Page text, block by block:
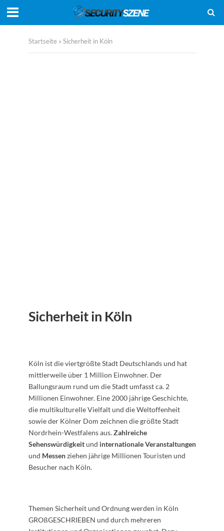
Startseite » Sicherheit in Köln
Sicherheit in Köln
Köln ist die viertgrößte Stadt Deutschlands und hat
mittlerweile über 1 Million Einwohner. Der
Ballungsraum rund um die Stadt umfasst ca. 2
Millionen Einwohner. Eine 2000 jährige Geschichte,
die multikulturelle Vielfalt und die Weltoffenheit
sowie der Kölner Dom zeichnen die größte Stadt
Nordrhein-Westfalens aus.Zahlreiche
Sehenswürdigkeitund internationale Veranstaltungen
und Messenziehen jährige Millionen Touristen und
Besucher nach Köln.
Themen Sicherheit und Ordnung werden in Köln
GROßGESCHRIEBEN und durch mehreren